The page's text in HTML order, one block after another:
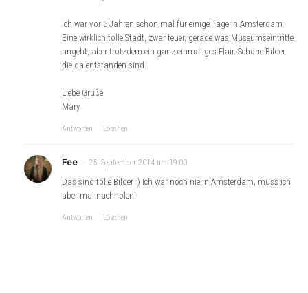
ich war vor 5 Jahren schon mal für einige Tage in Amsterdam.
Eine wirklich tolle Stadt, zwar teuer, gerade was Museumseintritte
angeht, aber trotzdem ein ganz einmaliges Flair. Schöne Bilder
die da entstanden sind.
Liebe Grüße
Mary
Antworten Löschen
Fee 25. September 2014 um 19:00
Das sind tolle Bilder :) Ich war noch nie in Amsterdam, muss ich
aber mal nachholen!
Antworten Löschen